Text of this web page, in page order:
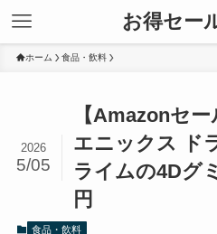
お得セー
ホーム 食品・飲料
【Amazonセ
エニックス ド
ライムの4Dグ
円
2026
5/05
食品・飲料